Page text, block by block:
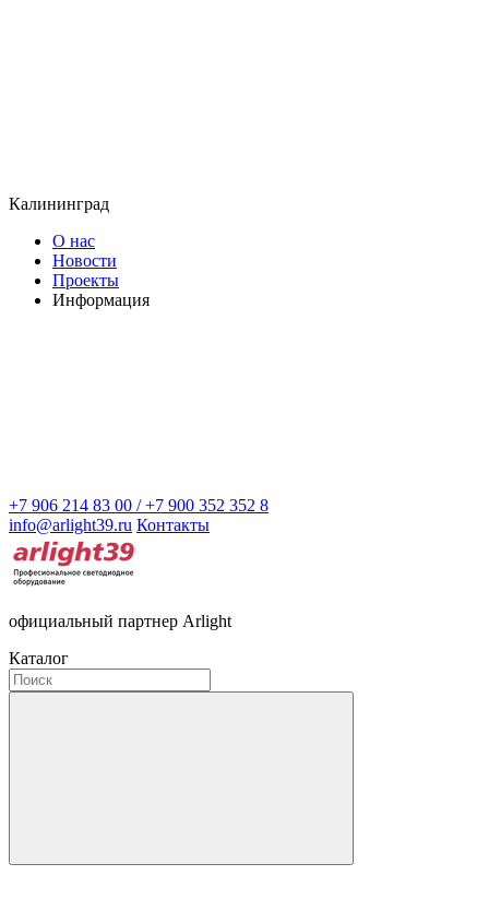
Калининград
О нас
Новости
Проекты
Информация
+7 906 214 83 00 / +7 900 352 352 8
info@arlight39.ru Контакты
официальный партнер Arlight
Каталог